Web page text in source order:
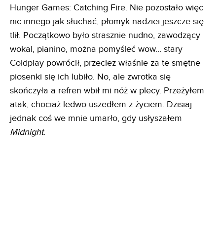
Hunger Games: Catching Fire. Nie pozostało więc
nic innego jak słuchać, płomyk nadziei jeszcze się
tlił. Początkowo było strasznie nudno, zawodzący
wokal, pianino, można pomyśleć wow… stary
Coldplay powrócił, przecież właśnie za te smętne
piosenki się ich lubiło. No, ale zwrotka się
skończyła a refren wbił mi nóż w plecy. Przeżyłem
atak, chociaż ledwo uszedłem z życiem. Dzisiaj
jednak coś we mnie umarło, gdy usłyszałem
Midnight.